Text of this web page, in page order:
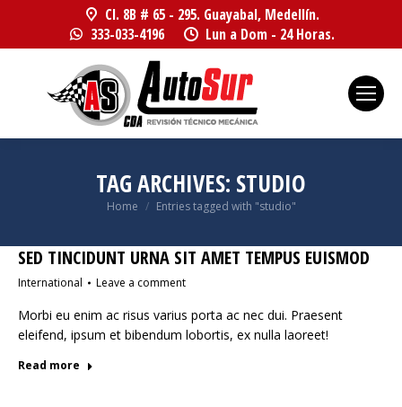
Cl. 8B # 65 - 295. Guayabal, Medellín.
333-033-4196
Lun a Dom - 24 Horas.
TAG ARCHIVES: STUDIO
You are here:
Home Entries tagged with "studio"
SED TINCIDUNT URNA SIT AMET TEMPUS EUISMOD
International Leave a comment
Morbi eu enim ac risus varius porta ac nec dui. Praesent
eleifend, ipsum et bibendum lobortis, ex nulla laoreet!
Read more